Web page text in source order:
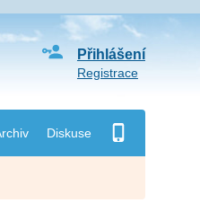
Diskuse
Přihlášení
Registrace